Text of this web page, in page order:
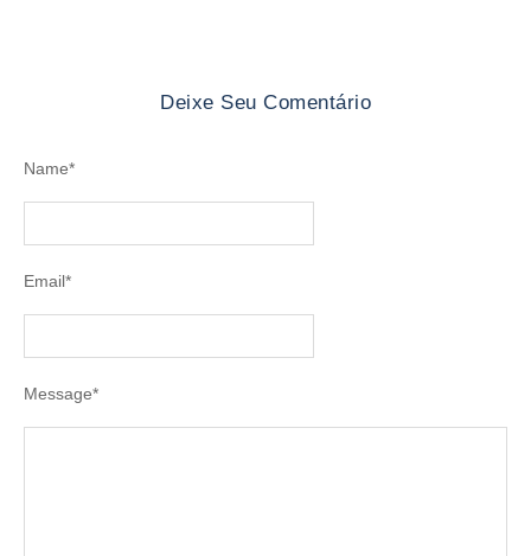
Deixe Seu Comentário
Message*
Name*
Email*